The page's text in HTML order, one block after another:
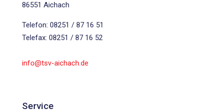
86551 Aichach
Telefon: 08251 / 87 16 51
Telefax: 08251 / 87 16 52
info@tsv-aichach.de
Service